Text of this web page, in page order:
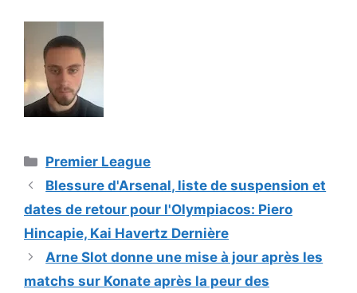
Catégories
Premier League
Blessure d'Arsenal, liste de suspension et
dates de retour pour l'Olympiacos: Piero
Hincapie, Kai Havertz Dernière
Arne Slot donne une mise à jour après les
matchs sur Konate après la peur des